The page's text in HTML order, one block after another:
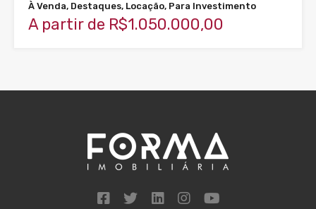
À Venda, Destaques, Locação, Para Investimento
A partir de R$1.050.000,00